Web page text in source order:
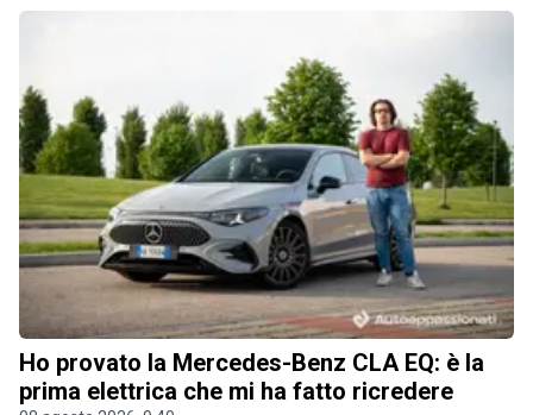
Ho provato la Mercedes-Benz CLA EQ: è la
prima elettrica che mi ha fatto ricredere